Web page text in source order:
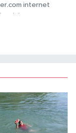
internet